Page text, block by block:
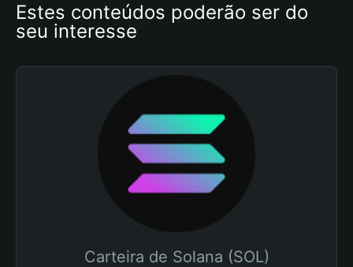
Estes conteúdos poderão ser do
seu interesse
Carteira de Solana (SOL)